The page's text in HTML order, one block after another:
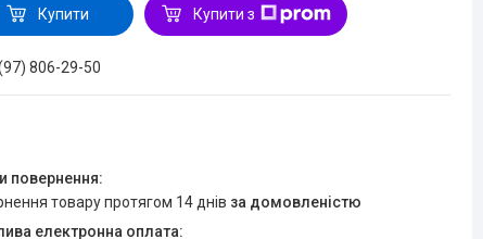
Купити Купити з
806-29-50
товару протягом 14 днів за домовленістю